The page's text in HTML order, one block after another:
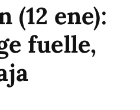
(12 ene):
fuelle,